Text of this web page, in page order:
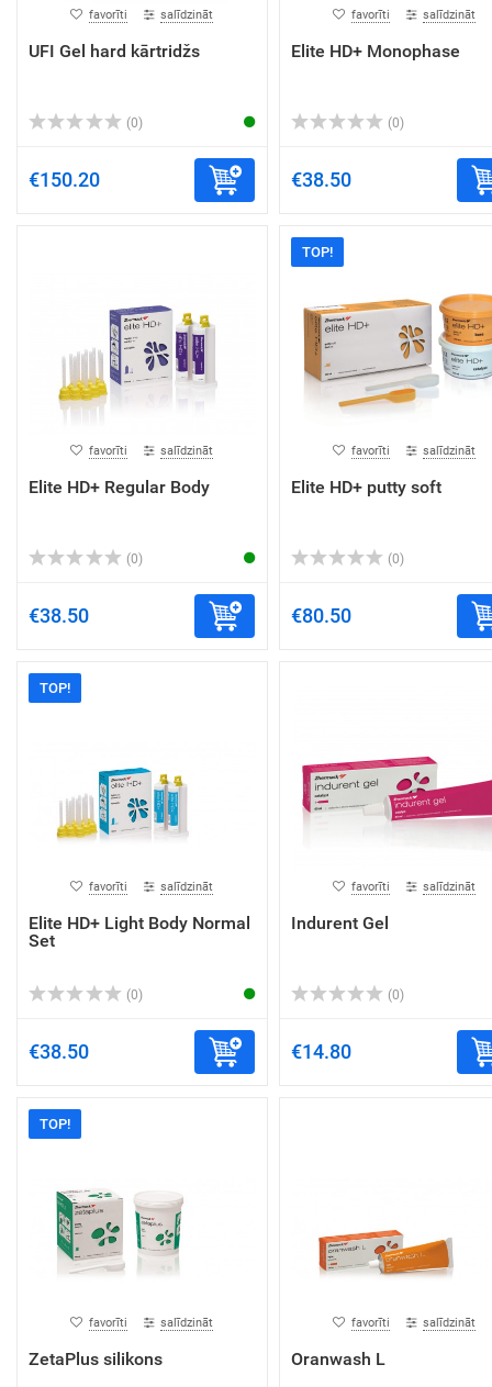
favorīti salīdzināt
UFI Gel hard kārtridžs
(0)
€150.20
favorīti salīdzināt
Elite HD+ Monophase
(0)
€38.50
favorīti salīdzināt
Elite HD+ Regular Body
(0)
€38.50
TOP!
favorīti salīdzināt
Elite HD+ putty soft
(0)
€80.50
TOP!
favorīti salīdzināt
Elite HD+ Light Body Normal
Set
(0)
€38.50
favorīti salīdzināt
Indurent Gel
(0)
€14.80
TOP!
favorīti salīdzināt
ZetaPlus silikons
favorīti salīdzināt
Oranwash L